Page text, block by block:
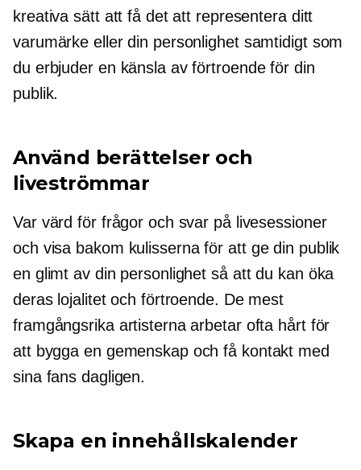
kreativa sätt att få det att representera ditt
varumärke eller din personlighet samtidigt som
du erbjuder en känsla av förtroende för din
publik.
Använd berättelser och
liveströmmar
Var värd för frågor och svar på livesessioner
och visa bakom kulissernaför att ge din publik
en glimt av din personlighet så att du kan öka
deras lojalitet och förtroende. De mest
framgångsrika artisterna arbetar ofta hårt för
att bygga en gemenskap och få kontakt med
sina fans dagligen.
Skapa en innehållskalender